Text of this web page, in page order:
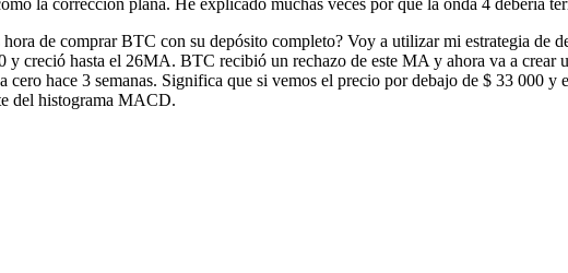
la corrección plana. He explicado muchas veces por qué la onda 4 debería
hora de comprar BTC con su depósito completo? Voy a utilizar mi estrategia
y creció hasta el 26MA. BTC recibió un rechazo de este MA y ahora va a
hace 3 semanas. Significa que si vemos el precio por debajo de $ 33 000
del histograma MACD.